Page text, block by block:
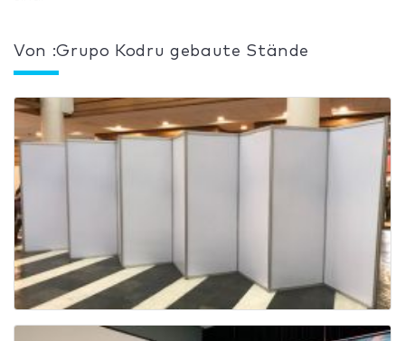
Von :Grupo Kodru gebaute Stände